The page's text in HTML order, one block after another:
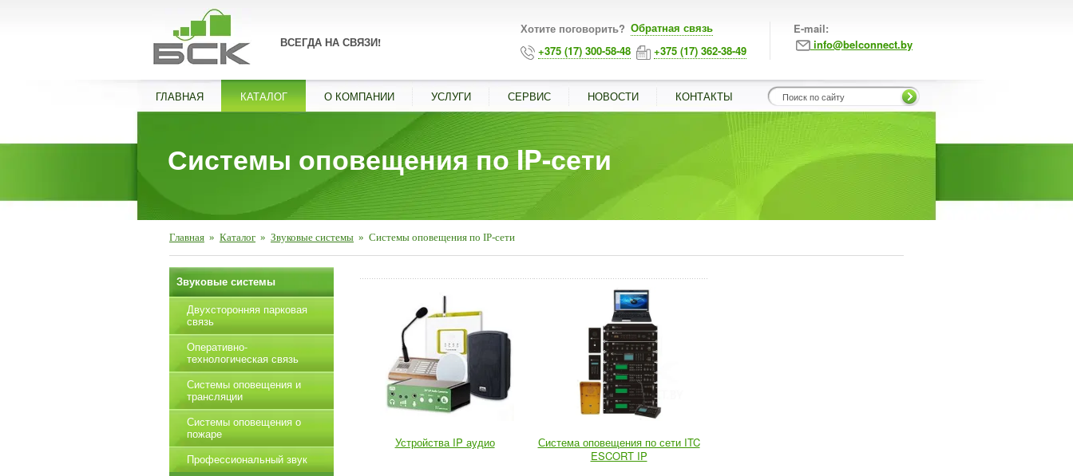
ВСЕГДА НА СВЯЗИ!
Хотите поговорить? Обратная связь
+375 (17) 300-58-48
+375 (17) 362-38-49
E-mail:
info@belconnect.by
ГЛАВНАЯ КАТАЛОГ О КОМПАНИИ УСЛУГИ СЕРВИС НОВОСТИ КОНТАКТЫ
Системы оповещения по IP-сети
Главная » Каталог » Звуковые системы » Системы оповещения по IP-сети
Устройства IP аудио
Система оповещения по сети ITC
ESCORT IP
Звуковые системы
Двухсторонняя парковая
связь
Оперативно-
технологическая связь
Системы оповещения и
трансляции
Системы оповещения о
пожаре
Профессиональный звук